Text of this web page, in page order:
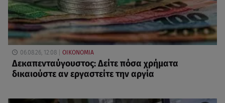
06.08.26, 12:08 ΟΙΚΟΝΟΜΙΑ
Δεκαπενταύγουστος: Δείτε πόσα χρήματα
δικαιούστε αν εργαστείτε την αργία